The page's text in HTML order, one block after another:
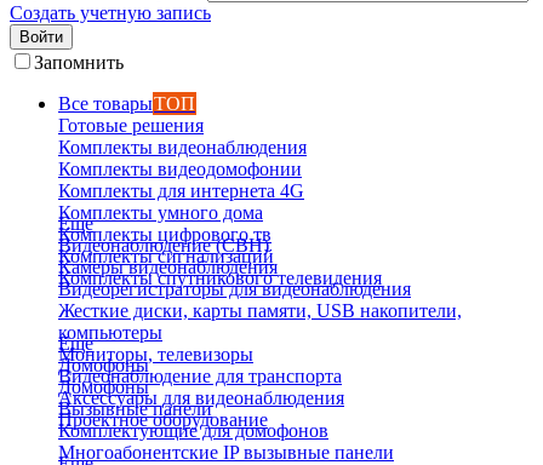
Создать учетную запись
Войти
Запомнить
Все товарыТОП
Готовые решения
Комплекты видеонаблюдения
Комплекты видеодомофонии
Комплекты для интернета 4G
Комплекты умного дома
Комплекты цифрового тв
Комплекты сигнализаций
Комплекты спутникового телевидения
Еще
Видеонаблюдение (СВН)
Камеры видеонаблюдения
Видеорегистраторы для видеонаблюдения
Жесткие диски, карты памяти, USB накопители,
компьютеры
Мониторы, телевизоры
Видеонаблюдение для транспорта
Аксессуары для видеонаблюдения
Проектное оборудование
Еще
Домофоны
Домофоны
Вызывные панели
Комплектующие для домофонов
Многоабонентские IP вызывные панели